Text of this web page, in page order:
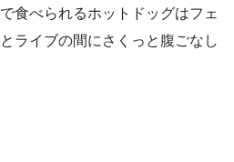
食べられるホットドッグはフェ
ライブの間にさくっと腹ごなし